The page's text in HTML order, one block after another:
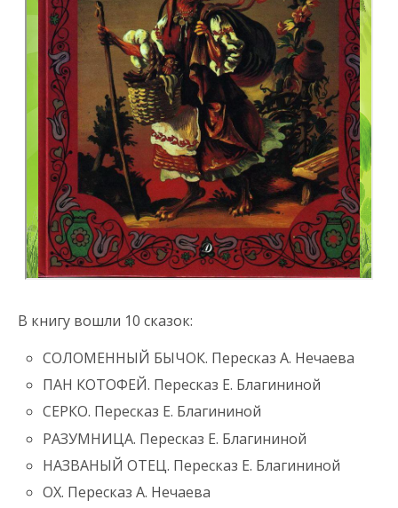
В книгу вошли 10 сказок:
СОЛОМЕННЫЙ БЫЧОК. Пересказ А. Нечаева
ПАН КОТОФЕЙ. Пересказ Е. Благининой
СЕРКО. Пересказ Е. Благининой
РАЗУМНИЦА. Пересказ Е. Благининой
НАЗВАНЫЙ ОТЕЦ. Пересказ Е. Благининой
ОХ. Пересказ А. Нечаева